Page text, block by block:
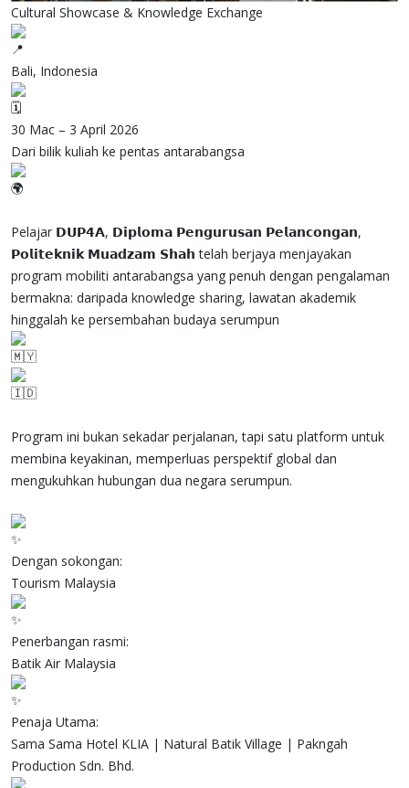
Cultural Showcase & Knowledge Exchange
Bali, Indonesia
30 Mac – 3 April 2026
Dari bilik kuliah ke pentas antarabangsa
Pelajar 𝗗𝗨𝗣𝟰𝗔, 𝗗𝗶𝗽𝗹𝗼𝗺𝗮 𝗣𝗲𝗻𝗴𝘂𝗿𝘂𝘀𝗮𝗻 𝗣𝗲𝗹𝗮𝗻𝗰𝗼𝗻𝗴𝗮𝗻,
𝗣𝗼𝗹𝗶𝘁𝗲𝗸𝗻𝗶𝗸 𝗠𝘂𝗮𝗱𝘇𝗮𝗺 𝗦𝗵𝗮𝗵 telah berjaya menjayakan
program mobiliti antarabangsa yang penuh dengan pengalaman
bermakna: daripada knowledge sharing, lawatan akademik
hinggalah ke persembahan budaya serumpun
Program ini bukan sekadar perjalanan, tapi satu platform untuk
membina keyakinan, memperluas perspektif global dan
mengukuhkan hubungan dua negara serumpun.
Dengan sokongan:
Tourism Malaysia
Penerbangan rasmi:
Batik Air Malaysia
Penaja Utama:
Sama Sama Hotel KLIA | Natural Batik Village | Pakngah
Production Sdn. Bhd.